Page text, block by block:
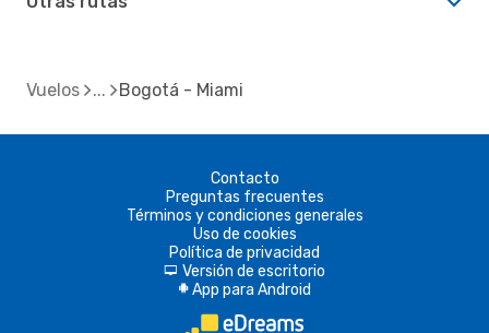
Vuelos Bogotá - Miami
Contacto
Preguntas frecuentes
Términos y condiciones generales
Uso de cookies
Política de privacidad
d Versión de escritorio
A App para Android